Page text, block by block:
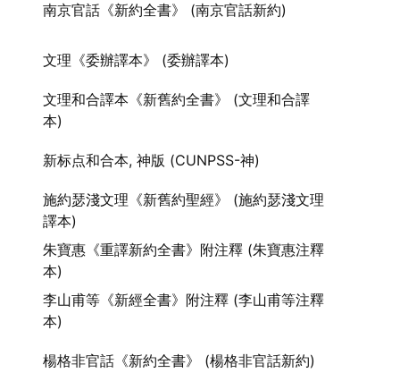
南京官話《新約全書》 (南京官話新約)
文理《委辦譯本》 (委辦譯本)
文理和合譯本《新舊約全書》 (文理和合譯
本)
新标点和合本, 神版 (CUNPSS-神)
施約瑟淺文理《新舊約聖經》 (施約瑟淺文理
譯本)
朱寶惠《重譯新約全書》附注釋 (朱寶惠注釋
本)
李山甫等《新經全書》附注釋 (李山甫等注釋
本)
楊格非官話《新約全書》 (楊格非官話新約)